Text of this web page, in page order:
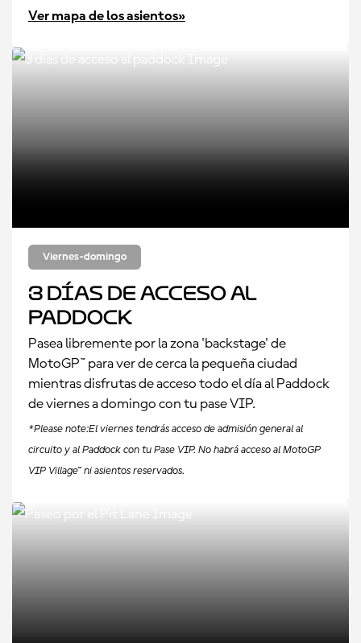
Ver mapa de los asientos»
Viernes-domingo
3 días de acceso al
paddock
Pasea libremente por la zona 'backstage' de
MotoGP™ para ver de cerca la pequeña ciudad
mientras disfrutas de acceso todo el día al Paddock
de viernes a domingo con tu pase VIP.
*Please note:El viernes tendrás acceso de admisión general al
circuito y al Paddock con tu Pase VIP. No habrá acceso al MotoGP
VIP Village™ ni asientos reservados.